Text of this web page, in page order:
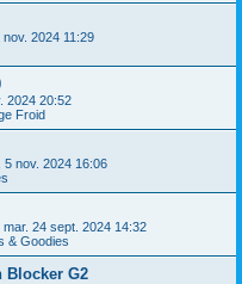
2024 11:29
2024 20:52
Froid
5 nov. 2024 16:06
mar. 24 sept. 2024 14:32
& Goodies
Blocker G2